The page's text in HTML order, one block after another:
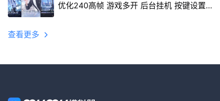
优化240高帧 游戏多开 后台挂机 按键设置
查看更多